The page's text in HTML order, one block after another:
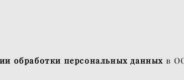
обработки персональных данных в